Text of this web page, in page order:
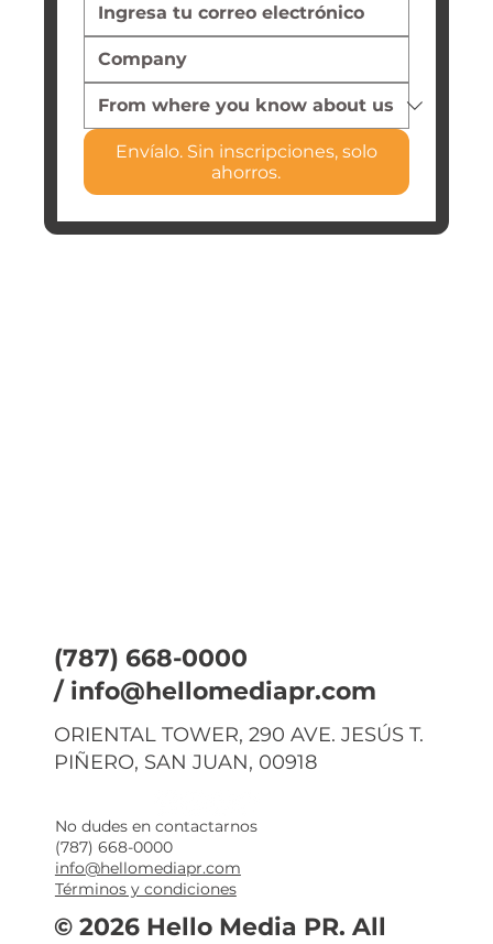
Envíalo. Sin inscripciones, solo
ahorros.
(787) 668-0000
/ info@hellomediapr.com
ORIENTAL TOWER, 290 AVE. JESÚS T.
PIÑERO, SAN JUAN, 00918
No dudes en contactarnos
(787) 668-0000
info@hellomediapr.com
Términos y condiciones
© 2026 Hello Media PR. All